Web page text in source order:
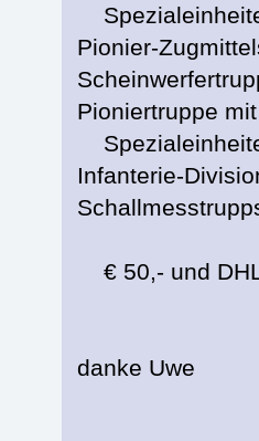
Pionier-
Pioniertruppe mit
Infanterie-
€ 50,- und
danke Uwe